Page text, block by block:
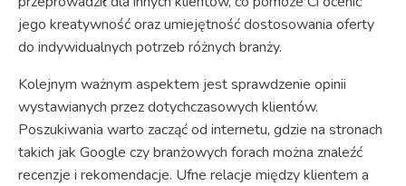
jego kreatywność oraz umiejętność dostosowania oferty
do indywidualnych potrzeb różnych branży.
Kolejnym ważnym aspektem jest sprawdzenie opinii
wystawianych przez dotychczasowych klientów.
Poszukiwania warto zacząć od internetu, gdzie na stronach
takich jak Google czy branżowych forach można znaleźć
recenzje i rekomendacje. Ufne relacje między klientem a